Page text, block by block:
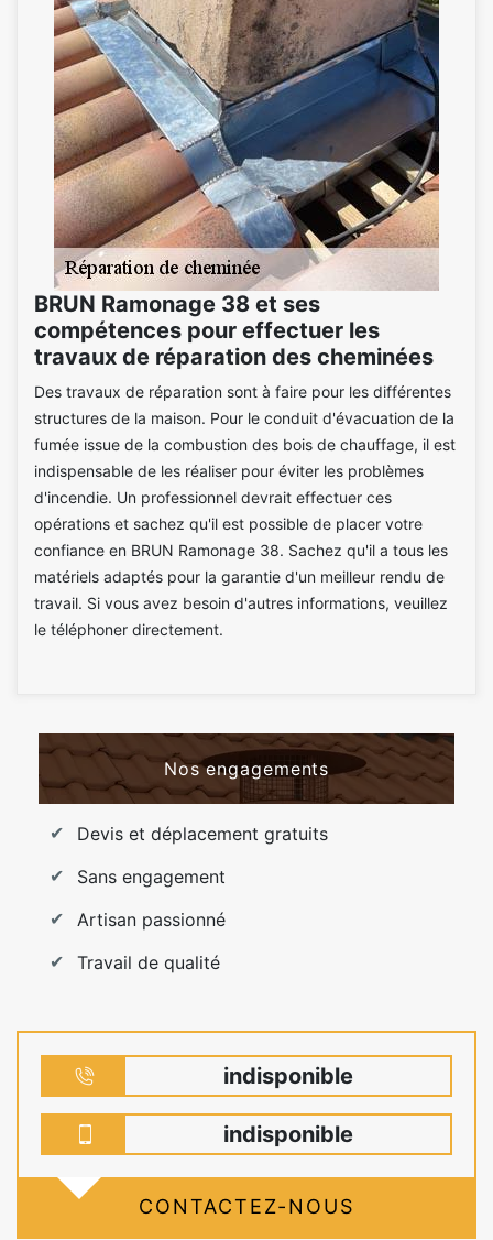
BRUN Ramonage 38 et ses
compétences pour effectuer les
travaux de réparation des cheminées
Des travaux de réparation sont à faire pour les différentes
structures de la maison. Pour le conduit d'évacuation de la
fumée issue de la combustion des bois de chauffage, il est
indispensable de les réaliser pour éviter les problèmes
d'incendie. Un professionnel devrait effectuer ces
opérations et sachez qu'il est possible de placer votre
confiance en BRUN Ramonage 38. Sachez qu'il a tous les
matériels adaptés pour la garantie d'un meilleur rendu de
travail. Si vous avez besoin d'autres informations, veuillez
le téléphoner directement.
Nos engagements
Devis et déplacement gratuits
Sans engagement
Artisan passionné
Travail de qualité
indisponible
indisponible
CONTACTEZ-NOUS